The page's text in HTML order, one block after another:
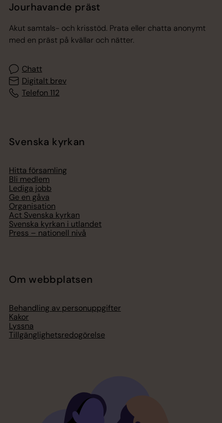
Jourhavande präst
Akut samtals- och krisstöd. Prata eller chatta anonymt
med en präst på kvällar och nätter.
Chatt
Digitalt brev
Telefon 112
Svenska kyrkan
Hitta församling
Bli medlem
Lediga jobb
Ge en gåva
Organisation
Act Svenska kyrkan
Svenska kyrkan i utlandet
Press – nationell nivå
Om webbplatsen
Behandling av personuppgifter
Kakor
Lyssna
Tillgänglighetsredogörelse